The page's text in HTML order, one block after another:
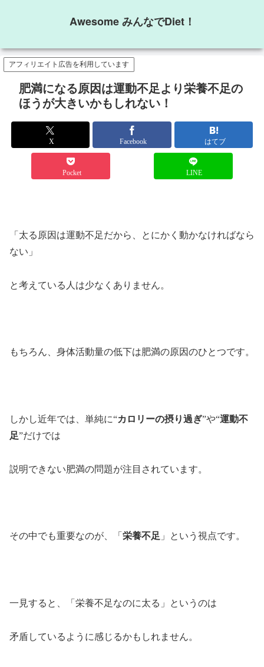
Awesome みんなでDiet！
アフィリエイト広告を利用しています
肥満になる原因は運動不足より栄養不足の
ほうが大きいかもしれない！
X Facebook はてブ
Pocket LINE
「太る原因は運動不足だから、とにかく動かなければなら
ない」
と考えている人は少なくありません。
もちろん、身体活動量の低下は肥満の原因のひとつです。
しかし近年では、単純に“カロリーの摂り過ぎ”や“運動不
足”だけでは
説明できない肥満の問題が注目されています。
その中でも重要なのが、「 栄養不足 」という視点です。
一見すると、「栄養不足なのに太る」というのは
矛盾しているように感じるかもしれません。